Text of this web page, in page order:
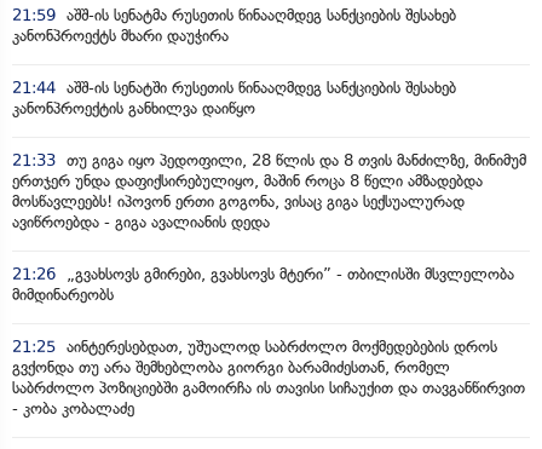
21:59 აშშ-ის სენატმა რუსეთის წინააღმდეგ სანქციების შესახებ
კანონპროექტს მხარი დაუჭირა
21:44 აშშ-ის სენატში რუსეთის წინააღმდეგ სანქციების შესახებ
კანონპროექტის განხილვა დაიწყო
21:33 თუ გიგა იყო პედოფილი, 28 წლის და 8 თვის მანძილზე, მინიმუმ
ერთჯერ უნდა დაფიქსირებულიყო, მაშინ როცა 8 წელი ამზადებდა
მოსწავლეებს! იპოვონ ერთი გოგონა, ვისაც გიგა სექსუალურად
ავიწროებდა - გიგა ავალიანის დედა
21:26
„გვახსოვს გმირები, გვახსოვს მტერი” - თბილისში მსვლელობა
მიმდინარეობს
21:25 აინტერესებდათ, უშუალოდ საბრძოლო მოქმედებების დროს
გვქონდა თუ არა შემხებლობა გიორგი ბარამიძესთან, რომელ
საბრძოლო პოზიციებში გამოირჩა ის თავისი სიჩაუქით და თავგანწირვით
- კობა კობალაძე